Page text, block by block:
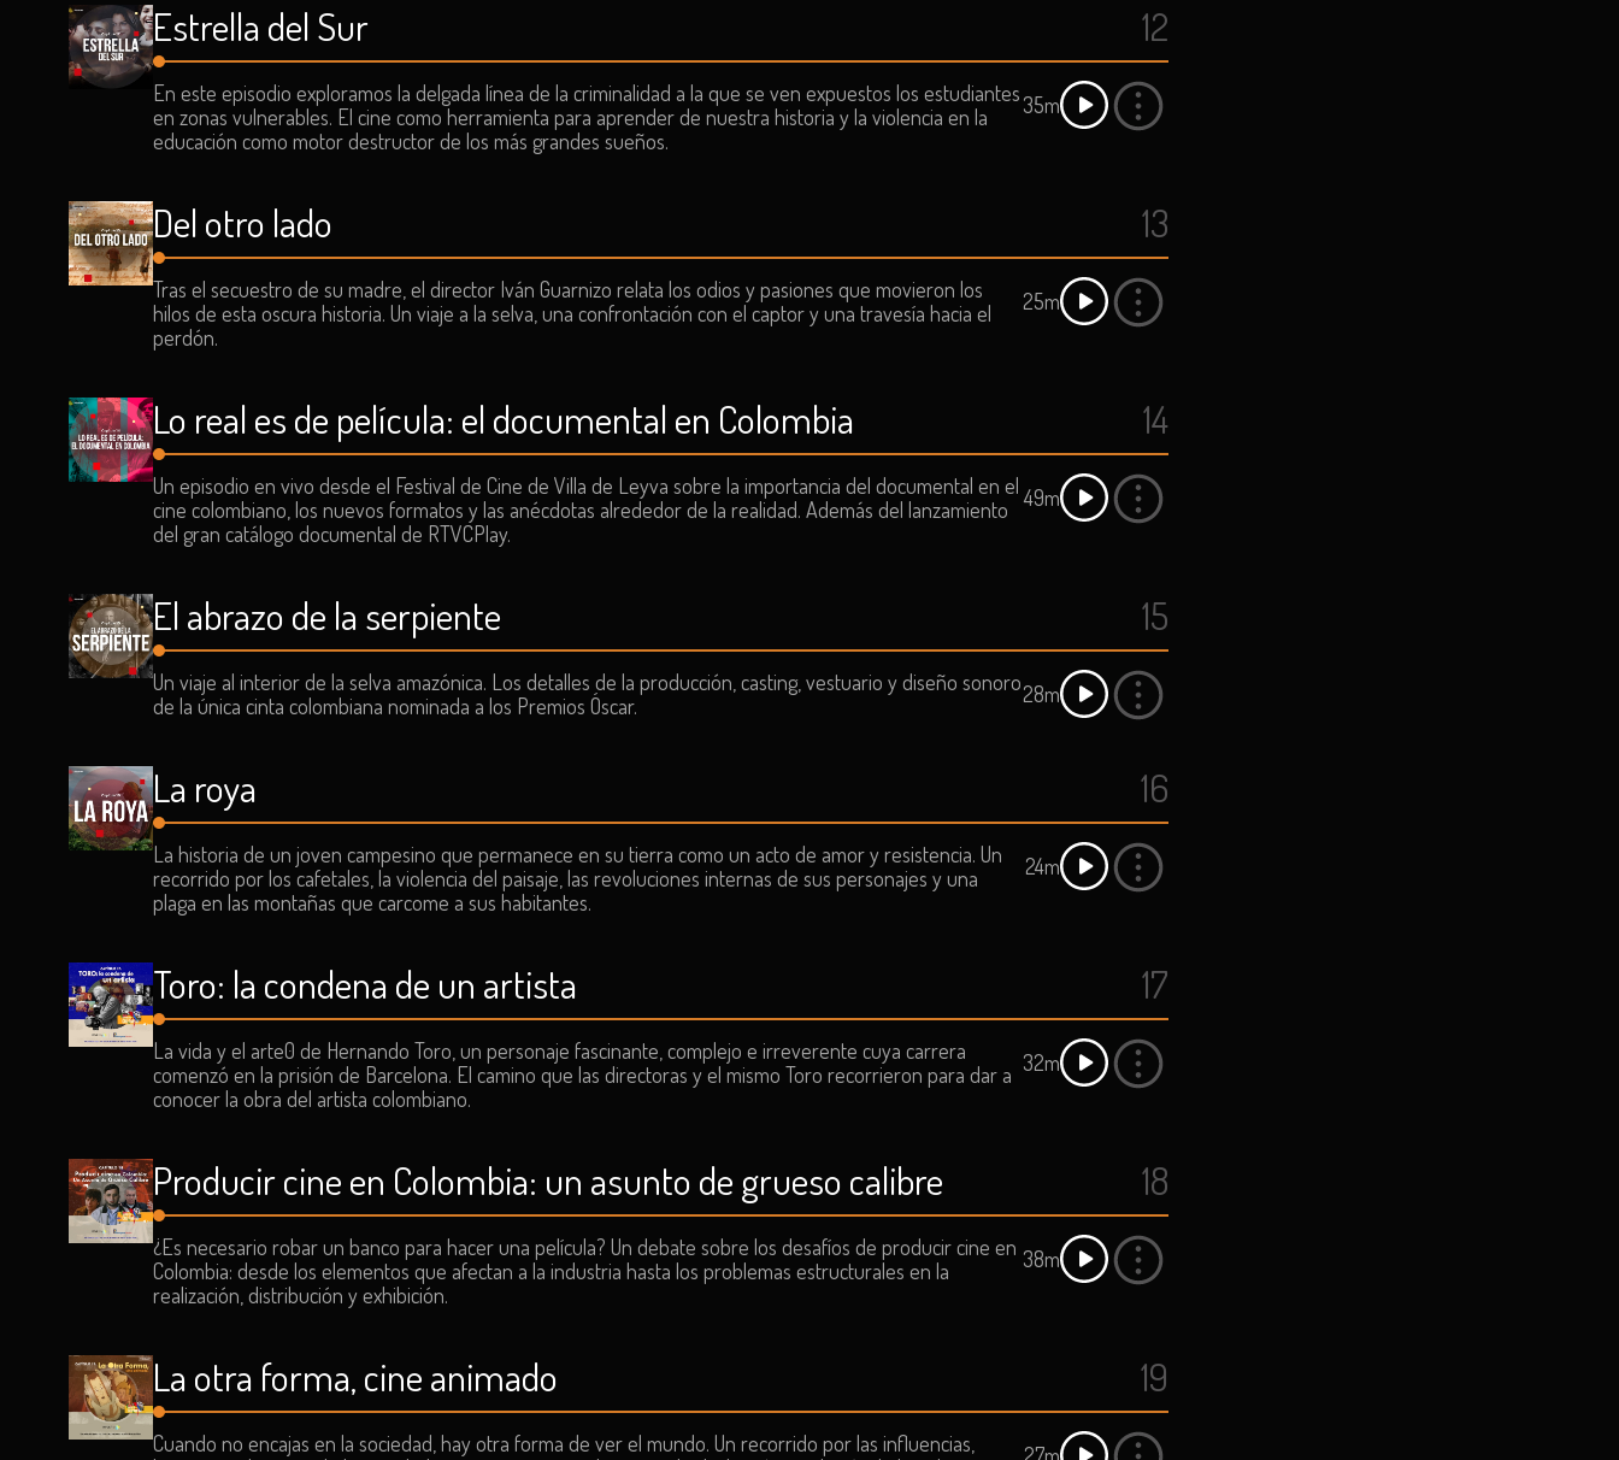
Estrella del Sur 12
En este episodio exploramos la delgada línea de la criminalidad a la que se ven expuestos los estudiantes
en zonas vulnerables. El cine como herramienta para aprender de nuestra historia y la violencia en la
educación como motor destructor de los más grandes sueños.
35m
Del otro lado 13
Tras el secuestro de su madre, el director Iván Guarnizo relata los odios y pasiones que movieron los
hilos de esta oscura historia. Un viaje a la selva, una confrontación con el captor y una travesía hacia el
perdón.
25m
Lo real es de película: el documental en Colombia 14
Un episodio en vivo desde el Festival de Cine de Villa de Leyva sobre la importancia del documental en el
cine colombiano, los nuevos formatos y las anécdotas alrededor de la realidad. Además del lanzamiento
del gran catálogo documental de RTVCPlay.
49m
El abrazo de la serpiente 15
Un viaje al interior de la selva amazónica. Los detalles de la producción, casting, vestuario y diseño sonoro
de la única cinta colombiana nominada a los Premios Óscar.
28m
La roya 16
La historia de un joven campesino que permanece en su tierra como un acto de amor y resistencia. Un
recorrido por los cafetales, la violencia del paisaje, las revoluciones internas de sus personajes y una
plaga en las montañas que carcome a sus habitantes.
24m
Toro: la condena de un artista 17
La vida y el arte0 de Hernando Toro, un personaje fascinante, complejo e irreverente cuya carrera
comenzó en la prisión de Barcelona. El camino que las directoras y el mismo Toro recorrieron para dar a
conocer la obra del artista colombiano.
32m
Producir cine en Colombia: un asunto de grueso calibre 18
¿Es necesario robar un banco para hacer una película? Un debate sobre los desafíos de producir cine en
Colombia: desde los elementos que afectan a la industria hasta los problemas estructurales en la
realización, distribución y exhibición.
38m
La otra forma, cine animado 19
Cuando no encajas en la sociedad, hay otra forma de ver el mundo. Un recorrido por las influencias,